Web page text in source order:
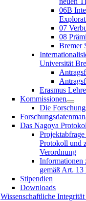
06B
07
08
Bremer
Universität
Erasmus
Kommissionen
Die
Das Nagoya
Protokoll und
Verordnung
Informationen
gemäß Art.
Stipendien
Downloads
Wissenschaftliche